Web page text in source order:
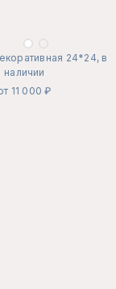
24*24, в
наличии
11 000 ₽